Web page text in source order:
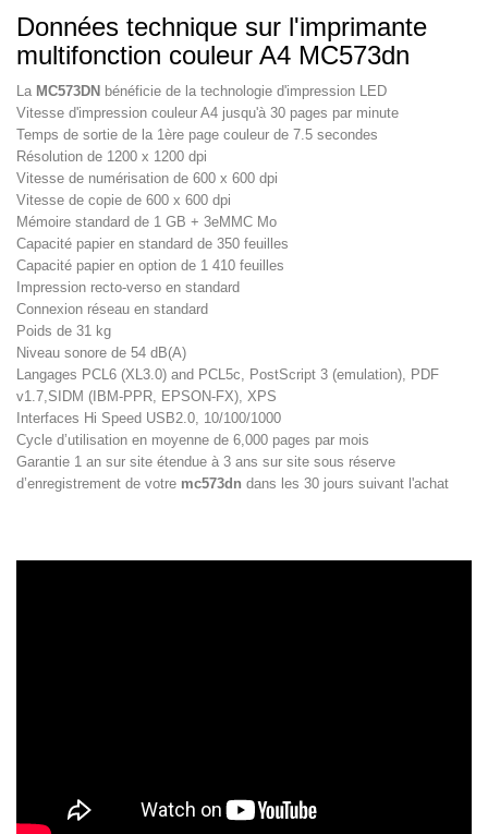
Données technique sur l'imprimante
multifonction couleur A4 MC573dn
La MC573DN bénéficie de la technologie d'impression LED
Vitesse d'impression couleur A4 jusqu'à 30 pages par minute
Temps de sortie de la 1ère page couleur de 7.5 secondes
Résolution de 1200 x 1200 dpi
Vitesse de numérisation de 600 x 600 dpi
Vitesse de copie de 600 x 600 dpi
Mémoire standard de 1 GB + 3eMMC Mo
Capacité papier en standard de 350 feuilles
Capacité papier en option de 1 410 feuilles
Impression recto-verso en standard
Connexion réseau en standard
Poids de 31 kg
Niveau sonore de 54 dB(A)
Langages PCL6 (XL3.0) and PCL5c, PostScript 3 (emulation), PDF
v1.7,SIDM (IBM-PPR, EPSON-FX), XPS
Interfaces Hi Speed USB2.0, 10/100/1000
Cycle d’utilisation en moyenne de 6,000 pages par mois
Garantie 1 an sur site étendue à 3 ans sur site sous réserve
d’enregistrement de votre mc573dn dans les 30 jours suivant l'achat